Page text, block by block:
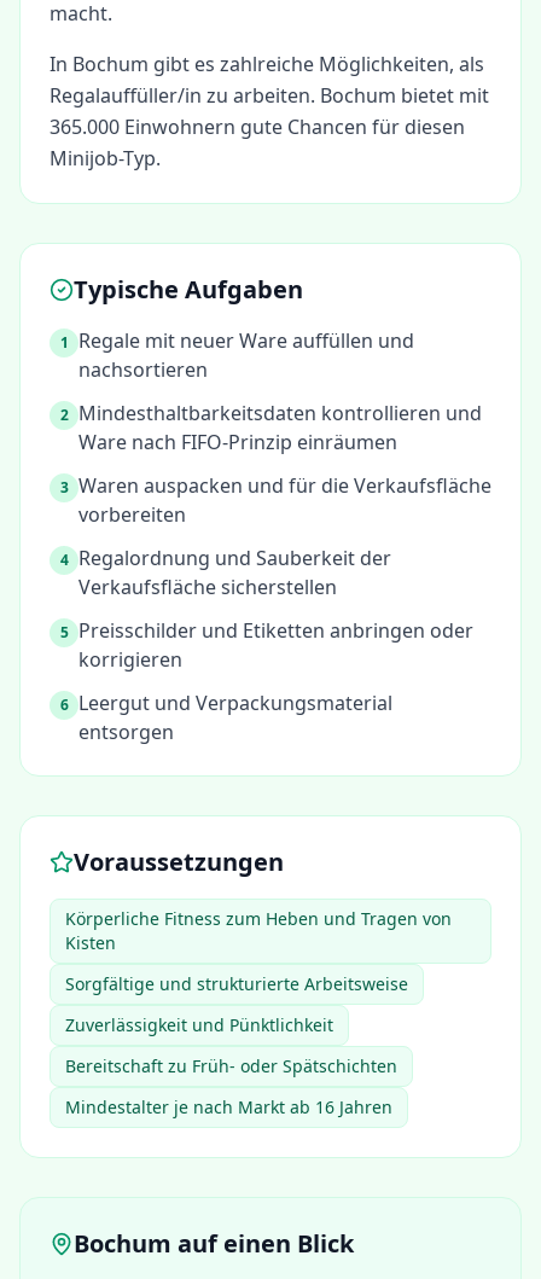
macht.
In Bochum gibt es zahlreiche Möglichkeiten, als
Regalauffüller/in zu arbeiten. Bochum bietet mit
365.000 Einwohnern gute Chancen für diesen
Minijob-Typ.
Typische Aufgaben
1
Regale mit neuer Ware auffüllen und
nachsortieren
2 Mindesthaltbarkeitsdaten kontrollieren und
Ware nach FIFO-Prinzip einräumen
3 Waren auspacken und für die Verkaufsfläche
vorbereiten
4 Regalordnung und Sauberkeit der
Verkaufsfläche sicherstellen
5 Preisschilder und Etiketten anbringen oder
korrigieren
6 Leergut und Verpackungsmaterial
entsorgen
Voraussetzungen
Körperliche Fitness zum Heben und Tragen von
Kisten
Sorgfältige und strukturierte Arbeitsweise
Zuverlässigkeit und Pünktlichkeit
Bereitschaft zu Früh- oder Spätschichten
Mindestalter je nach Markt ab 16 Jahren
Bochum auf einen Blick